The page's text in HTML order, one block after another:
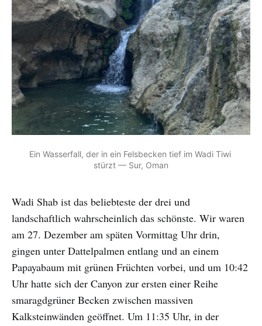
Ein Wasserfall, der in ein Felsbecken tief im Wadi Tiwi
stürzt — Sur, Oman
Wadi Shab ist das beliebteste der drei und
landschaftlich wahrscheinlich das schönste. Wir waren
am 27. Dezember am späten Vormittag Uhr drin,
gingen unter Dattelpalmen entlang und an einem
Papayabaum mit grünen Früchten vorbei, und um 10:42
Uhr hatte sich der Canyon zur ersten einer Reihe
smaragdgrüner Becken zwischen massiven
Kalksteinwänden geöffnet. Um 11:35 Uhr, in der